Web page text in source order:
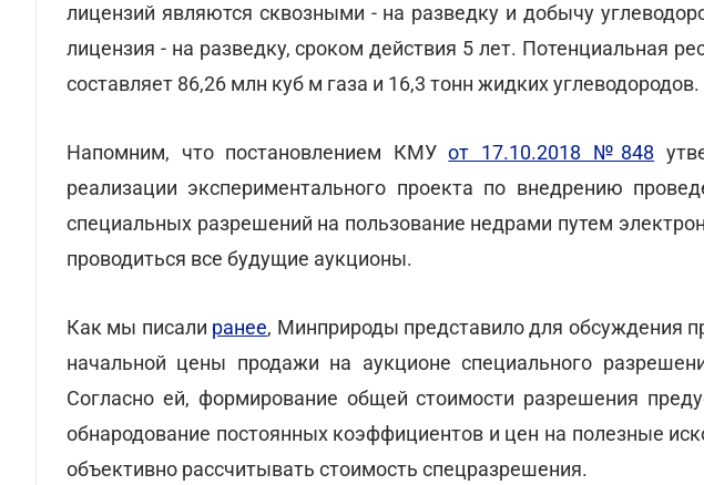
лицензий являются сквозными - на разведку и добычу
лицензия - на разведку, сроком действия 5 лет. Потенциальная
составляет 86,26 млн куб м газа и 16,3 тонн жидких углеводородов.
Напомним, что постановлением КМУот 17.10.2018 №848
реализации экспериментального проекта по внедрению
специальных разрешений на пользование недрами путем
проводиться все будущие аукционы.
Как мы писали ранее, Минприроды представило для обсуждения
начальной цены продажи на аукционе специального
Согласно ей, формирование общей стоимости разрешения
обнародование постоянных коэффициентов и цен на полезные
объективно рассчитывать стоимость спецразрешения.